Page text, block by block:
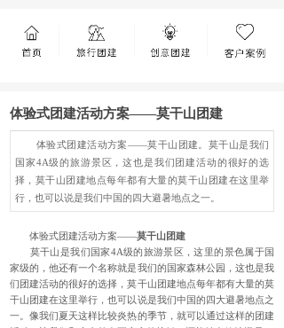
体验式团建活动方案——莫干山团建
体验式团建活动方案——莫干山团建。莫干山是我们
国家4A级的旅游景区，这也是我们团建活动的很好的选
择，莫干山团建地点每年都有大量的莫干山团建在这里举
行，也可以说是我们中国的四大避暑地点之一。
体验式团建活动方案——莫干山团建
莫干山是我们国家4A级的旅游景区，这里的景色属于国
家级的，他还有一个名称就是我们的国家森林公园，这也是我
们团建活动的很好的选择，莫干山团建地点每年都有大量的莫
干山团建在这里举行，也可以说是我们中国的四大避暑地点之
一。像我们夏天这样比较炎热的季节，就可以通过这样的团建